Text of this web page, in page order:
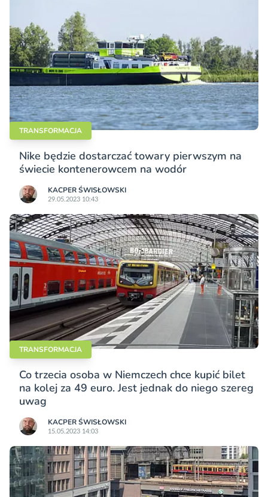
TRANSFORMACJA
Nike będzie dostarczać towary pierwszym na
świecie kontenerowcem na wodór
KACPER ŚWISŁO­WSKI
29.05.2023 10:43
TRANSFORMACJA
Co trzecia osoba w Niemczech chce kupić bilet
na kolej za 49 euro. Jest jednak do niego szereg
uwag
KACPER ŚWISŁO­WSKI
15.05.2023 14:03